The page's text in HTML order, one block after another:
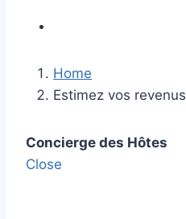
Home
Estimez vos revenus
Concierge des Hôtes
Close